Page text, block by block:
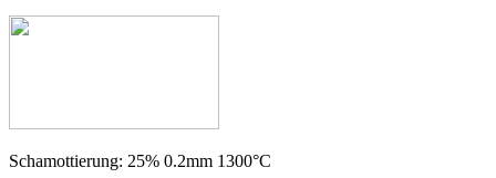
Schamottierung: 25% 0.2mm 1300°C